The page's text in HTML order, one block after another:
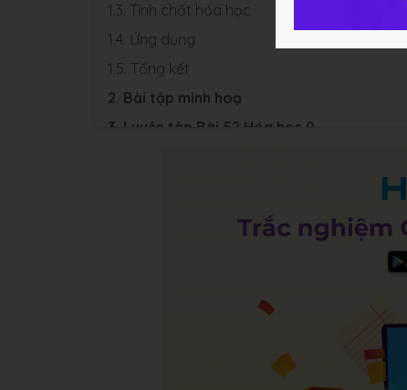
1.3. Tính chất hóa học
1.4. Ứng dụng
1.5. Tổng kết
2. Bài tập minh hoạ
3. Luyện tập Bài 52 Hóa học 9
4. Hỏi đáp về Bài 52 chương 5 Hóa học 9